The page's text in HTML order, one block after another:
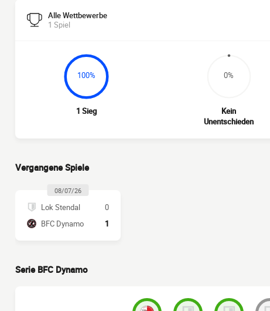
Alle Wettbewerbe
1 Spiel
100%
1 Sieg
0%
Kein
Unentschieden
Vergangene Spiele
08/07/26
Lok Stendal
0
BFC Dynamo
1
Serie BFC Dynamo